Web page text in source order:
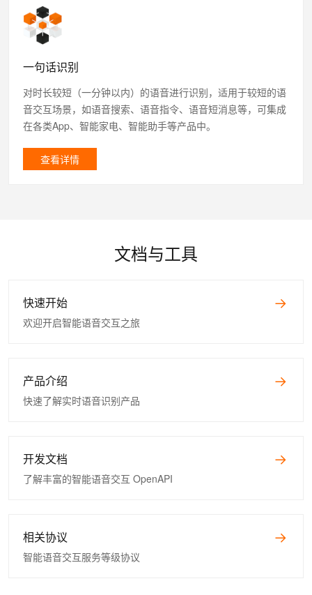
一句话识别
对时长较短（一分钟以内）的语音进行识别，适用于较短的语
音交互场景，如语音搜索、语音指令、语音短消息等，可集成
在各类App、智能家电、智能助手等产品中。
查看详情
文档与工具
快速开始
欢迎开启智能语音交互之旅
产品介绍
快速了解实时语音识别产品
开发文档
了解丰富的智能语音交互 OpenAPI
相关协议
智能语音交互服务等级协议